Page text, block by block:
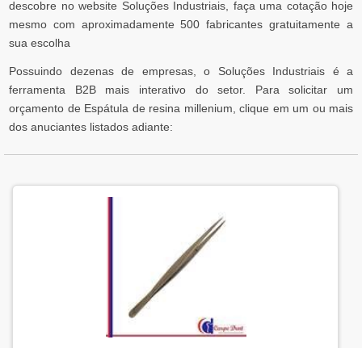
descobre no website Soluções Industriais, faça uma cotação hoje
mesmo com aproximadamente 500 fabricantes gratuitamente a
sua escolha
Possuindo dezenas de empresas, o Soluções Industriais é a
ferramenta B2B mais interativo do setor. Para solicitar um
orçamento de Espátula de resina millenium, clique em um ou mais
dos anuciantes listados adiante: